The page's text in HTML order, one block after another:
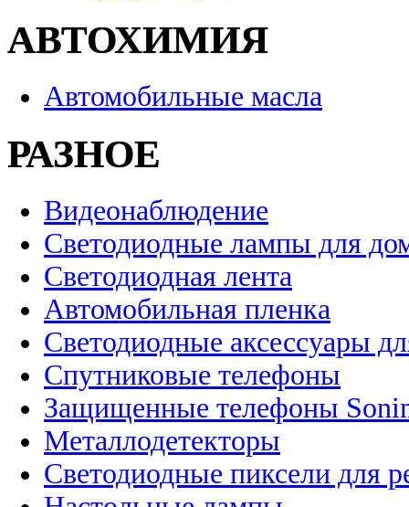
АВТОХИМИЯ
Автомобильные масла
РАЗНОЕ
Видеонаблюдение
Светодиодные лампы для
Светодиодная лента
Автомобильная пленка
Светодиодные аксессуары
Спутниковые телефоны
Защищенные телефоны
Металлодетекторы
Светодиодные пиксели для